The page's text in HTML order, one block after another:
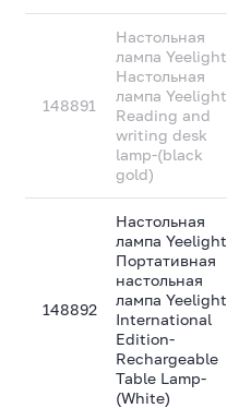
148891
Настольная
лампа Yeelight
Настольная
лампа Yeelight
Reading and
writing desk
lamp-(black
gold)
148892
Настольная
лампа Yeelight
Портативная
настольная
лампа Yeelight
International
Edition-
Rechargeable
Table Lamp-
(White)